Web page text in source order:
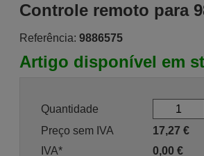
Controle remoto para
Referência: 9886575
Artigo disponível em
Quantidade
Preço sem IVA
17,27 €
IVA*
0,00 €